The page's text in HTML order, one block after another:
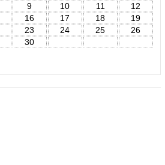
9 10 11
12
16 17 18
19
23 24 25
26
30